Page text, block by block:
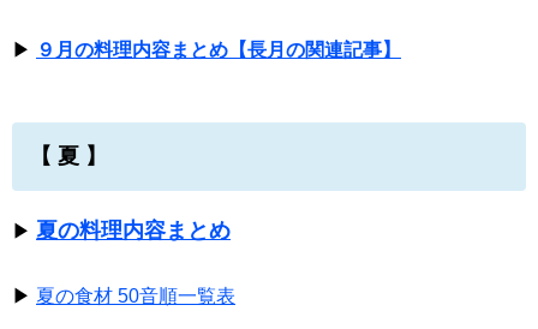
▶ ９月の料理内容まとめ【長月の関連記事】
【 夏 】
▶ 夏の料理内容まとめ
▶ 夏の食材 50音順一覧表